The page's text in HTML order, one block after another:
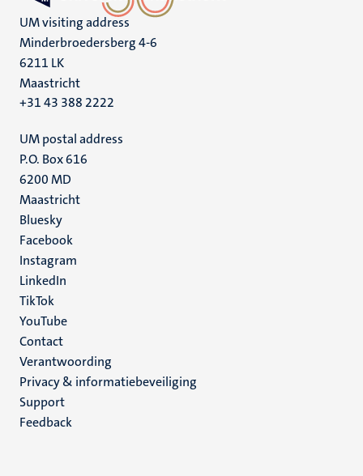
UM visiting address
Minderbroedersberg 4-6
6211 LK
Maastricht
+31 43 388 2222
UM postal address
P.O. Box 616
6200 MD
Maastricht
Social
media
Bluesky
Facebook
Instagram
LinkedIn
TikTok
YouTube
Menu
footer
(NL)
Contact
Verantwoording
Privacy & informatiebeveiliging
Support
Feedback